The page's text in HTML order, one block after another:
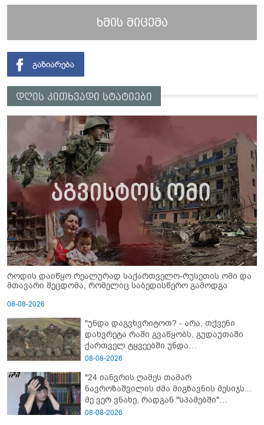
ხმის მიცემა
დღის კითხვადი სტატიები
როდის დაიწყო რეალურად საქართველო-რუსეთის ომი და
მთავარი შეცდომა, რომელიც საბედისწერო გამოდგა
08-08-2026
"უნდა დაგვხვრიტოთ? - არა, თქვენი
დახვრეტა რაში გვაწყობს, გუდაუთაში
ქართველ ტყვეებში უნდა
გადაგცვალოთ..."
08-08-2026
"24 იანვრის ღამეს თამარ
ნავროზაშვილის ძმა მიგზავნის მესიჯს...
მე ვერ ვნახე, რადგან "სპამებში"
ჩავარდა": რა მისწერა ნია იმნაძის ბიძამ
08-08-2026